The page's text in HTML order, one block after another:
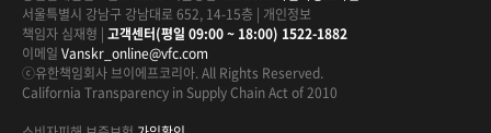
서울특별시 강남구 강남대로 652, 14-15층 | 개인정보
책임자 심재형 | 고객센터(평일 09:00 ~ 18:00) 1522-1882
이메일 Vanskr_online@vfc.com
ⓒ유한책임회사 브이에프코리아. All Rights Reserved.
California Transparency in Supply Chain Act of 2010